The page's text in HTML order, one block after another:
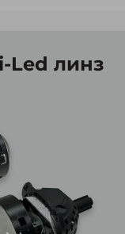
Led линз